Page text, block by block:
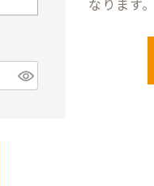
なります